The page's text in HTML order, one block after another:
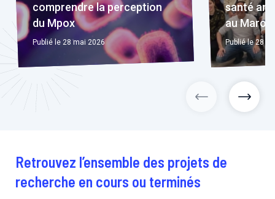
comprendre la perception
du Mpox
Publié le 28 mai 2026
santé
au Maroc
Publié le 28
Retrouvez l’ensemble des projets de
recherche en cours ou terminés